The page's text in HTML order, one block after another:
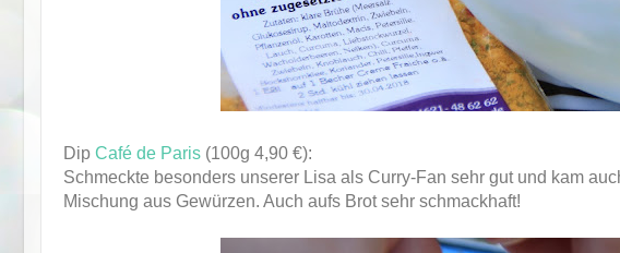
Dip Café de Paris (100g 4,90 €):
Schmeckte besonders unserer Lisa als Curry-Fan sehr gut und kam
Mischung aus Gewürzen. Auch aufs Brot sehr schmackhaft!